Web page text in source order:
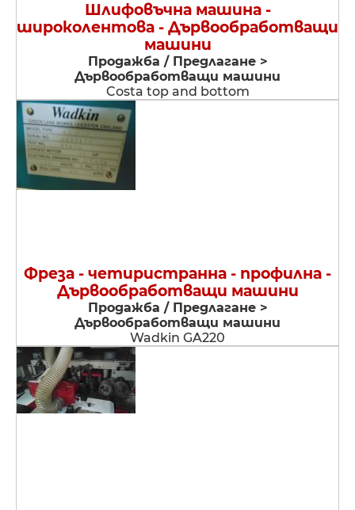
Шлифовъчна машина -
широколентова - Дървообработващи
машини
Продажба / Предлагане >
Дървообработващи машини
Costa top and bottom
Фреза - четиристранна - профилна -
Дървообработващи машини
Продажба / Предлагане >
Дървообработващи машини
Wadkin GA220